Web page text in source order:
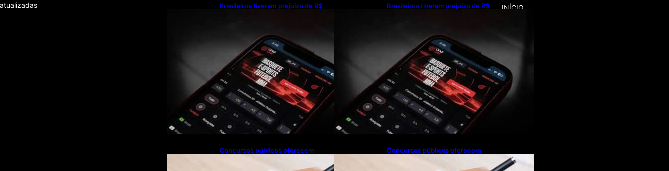
atualizadas
Brasileiros tiveram prejuízo de R$
Concursos públicos oferecem
Brasileiros tiveram prejuízo de R$
Concursos públicos oferecem
INÍCIO